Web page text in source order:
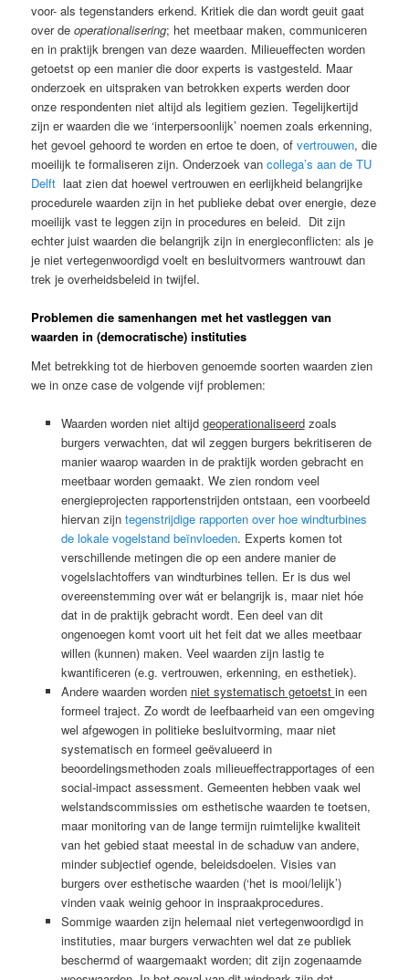
voor- als tegenstanders erkend. Kritiek die dan wordt geuit gaat
over deoperationalisering; het meetbaar maken, communiceren
en in praktijk brengen van deze waarden. Milieueffecten worden
getoetst op een manier die door experts is vastgesteld. Maar
onderzoek en uitspraken van betrokken experts werden door
onze respondenten niet altijd als legitiem gezien. Tegelijkertijd
zijn er waarden die we ‘interpersoonlijk’ noemen zoals erkenning,
het gevoel gehoord te worden en ertoe te doen, ofvertrouwen, die
moeilijk te formaliseren zijn. Onderzoek vancollega’s aan de TU
Delft laat zien dat hoewel vertrouwen en eerlijkheid belangrijke
procedurele waarden zijn in het publieke debat over energie, deze
moeilijk vast te leggen zijn in procedures en beleid. Dit zijn
echter juist waarden die belangrijk zijn in energieconflicten: als je
je niet vertegenwoordigd voelt en besluitvormers wantrouwt dan
trek je overheidsbeleid in twijfel.
Problemen die samenhangen met het vastleggen van
waarden in (democratische) instituties
Met betrekking tot de hierboven genoemde soorten waarden zien
we in onze case de volgende vijf problemen:
Waarden worden niet altijd geoperationaliseerdzoals
burgers verwachten, dat wil zeggen burgers bekritiseren de
manier waarop waarden in de praktijk worden gebracht en
meetbaar worden gemaakt. We zien rondom veel
energieprojecten rapportenstrijden ontstaan, een voorbeeld
hiervan zijn tegenstrijdige rapporten over hoe windturbines
de lokale vogelstand beïnvloeden. Experts komen tot
verschillende metingen die op een andere manier de
vogelslachtoffers van windturbines tellen. Er is dus wel
overeenstemming over wát er belangrijk is, maar niet hóe
dat in de praktijk gebracht wordt. Een deel van dit
ongenoegen komt voort uit het feit dat we alles meetbaar
willen (kunnen) maken. Veel waarden zijn lastig te
kwantificeren (e.g. vertrouwen, erkenning, en esthetiek).
Andere waarden worden niet systematisch getoetst in een
formeel traject. Zo wordt de leefbaarheid van een omgeving
wel afgewogen in politieke besluitvorming, maar niet
systematisch en formeel geëvalueerd in
beoordelingsmethoden zoals milieueffectrapportages of een
social-impact assessment. Gemeenten hebben vaak wel
welstandscommissies om esthetische waarden te toetsen,
maar monitoring van de lange termijn ruimtelijke kwaliteit
van het gebied staat meestal in de schaduw van andere,
minder subjectief ogende, beleidsdoelen. Visies van
burgers over esthetische waarden (‘het is mooi/lelijk’)
vinden vaak weinig gehoor in inspraakprocedures.
Sommige waarden zijn helemaal niet vertegenwoordigd in
instituties, maar burgers verwachten wel dat ze publiek
beschermd of waargemaakt worden; dit zijn zogenaamde